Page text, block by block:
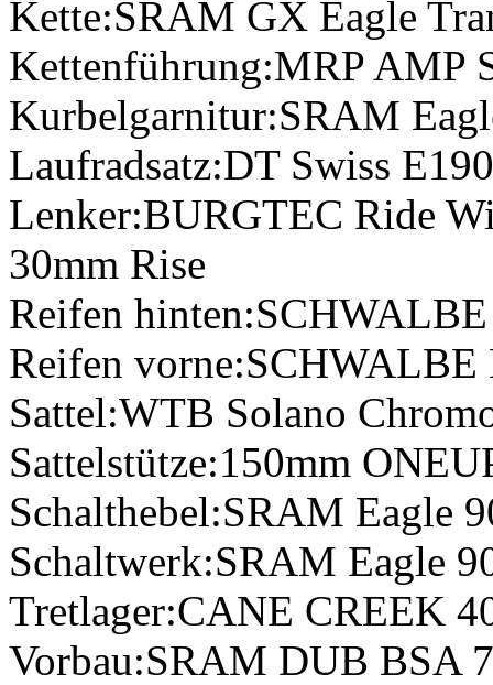
Kette:SRAM GX Eagle
Kettenführung:MRP AMP
Kurbelgarnitur:SRAM
Laufradsatz:DT Swiss
Lenker:BURGTEC Ride
30mm Rise
Reifen hinten:
Reifen vorne:SCHWALBE
Sattel:WTB Solano
Sattelstütze:150mm
Schalthebel:SRAM Eagle
Schaltwerk:SRAM Eagle
Tretlager:CANE CREEK
Vorbau:SRAM DUB BSA